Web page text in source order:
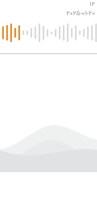
12
2025-01-20